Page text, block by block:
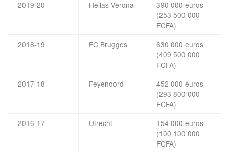
2019-20
Hellas Verona
390 000 euros
(253 500 000
FCFA)
2018-19
FC Brugges
630 000 euros
(409 500 000
FCFA)
2017-18
Feyenoord
452 000 euros
(293 800 000
FCFA)
2016-17
Utrecht
154 000 euros
(100 100 000
FCFA)